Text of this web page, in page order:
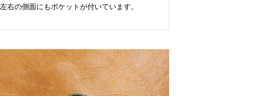
左右の側面にもポケットが付いています。